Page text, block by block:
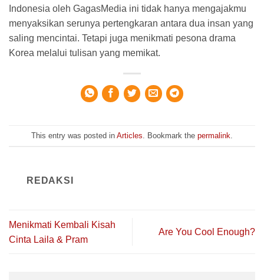
Indonesia oleh GagasMedia ini tidak hanya mengajakmu
menyaksikan serunya pertengkaran antara dua insan yang
saling mencintai. Tetapi juga menikmati pesona drama
Korea melalui tulisan yang memikat.
This entry was posted in Articles . Bookmark the permalink
REDAKSI
Menikmati Kembali Kisah
Cinta Laila & Pram
Are You Cool Enough?